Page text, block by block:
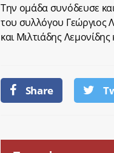
Την ομάδα συνόδευσε
του συλλόγου Γεώργιος
και Μιλτιάδης
Share